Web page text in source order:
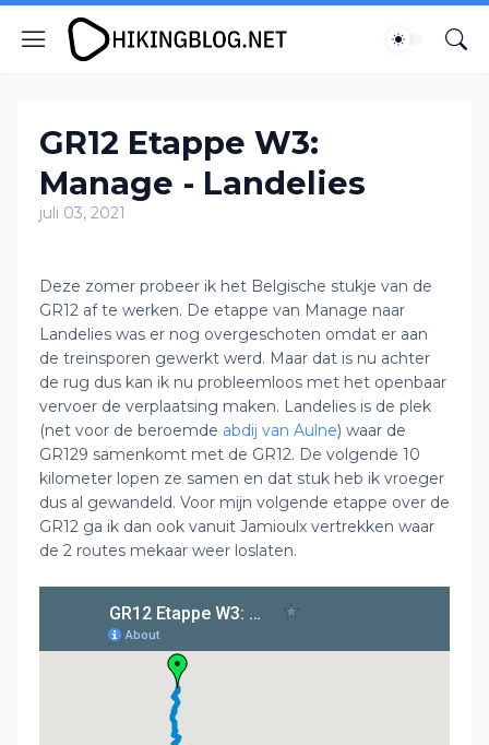
GR12 Etappe W3:
Manage - Landelies
juli 03, 2021
Deze zomer probeer ik het Belgische stukje van de
GR12 af te werken. De etappe van Manage naar
Landelies was er nog overgeschoten omdat er aan
de treinsporen gewerkt werd. Maar dat is nu achter
de rug dus kan ik nu probleemloos met het openbaar
vervoer de verplaatsing maken. Landelies is de plek
(net voor de beroemde abdij van Aulne) waar de
GR129 samenkomt met de GR12. De volgende 10
kilometer lopen ze samen en dat stuk heb ik vroeger
dus al gewandeld. Voor mijn volgende etappe over de
GR12 ga ik dan ook vanuit Jamioulx vertrekken waar
de 2 routes mekaar weer loslaten.